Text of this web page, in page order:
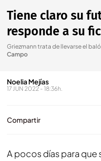
Tiene claro su
responde a su
Griezmann trata de llevarse el
Campo
Noelia Mejías
17 JUN 2022 - 18:36h.
Compartir
A pocos días para